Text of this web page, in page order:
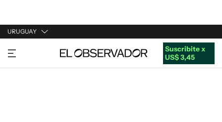
URUGUAY
URUGUAY
ARGENTINA
Suscribite x
US$ 3,45